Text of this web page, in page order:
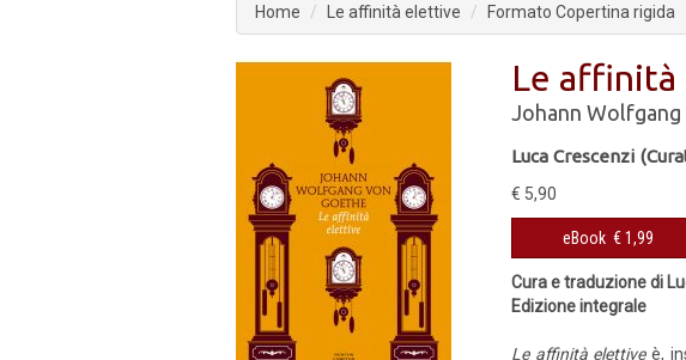
Home Le affinità elettive Formato Copertina rigida
Le
Johann
Luca Crescenzi
€ 5,90
eBook € 1,99
Cura e traduzione di
Edizione integrale
Le affinità elettiveè,